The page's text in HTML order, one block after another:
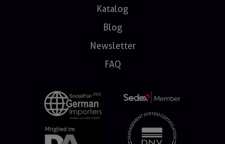
Katalog
Blog
Newsletter
FAQ